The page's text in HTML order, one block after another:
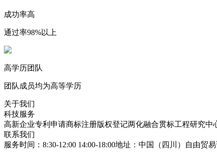
成功率高
通过率98%以上
高学历团队
团队成员均为高等学历
关于我们
科技服务
高新企业专利申请商标注册版权登记两化融合贯标工程研究中
联系我们
服务时间：8:30-12:00 14:00-18:00地址：中国（四川）自由贸